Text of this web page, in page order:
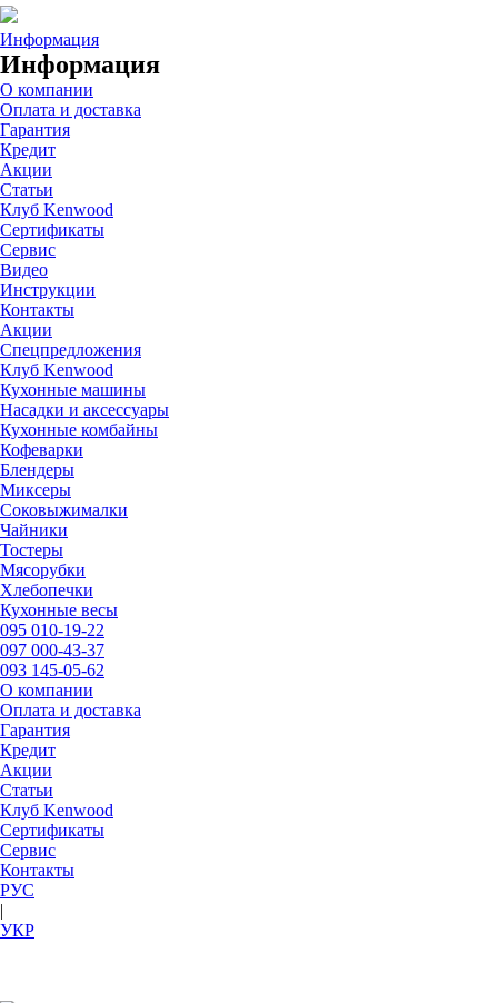
Информация
Информация
О компании
Оплата и доставка
Гарантия
Кредит
Акции
Статьи
Клуб Kenwood
Сертификаты
Сервис
Видео
Инструкции
Контакты
Акции
Спецпредложения
Клуб Kenwood
Кухонные машины
Насадки и аксессуары
Кухонные комбайны
Кофеварки
Блендеры
Миксеры
Соковыжималки
Чайники
Тостеры
Мясорубки
Хлебопечки
Кухонные весы
095 010-19-22
097 000-43-37
093 145-05-62
О компании
Оплата и доставка
Гарантия
Кредит
Акции
Статьи
Клуб Kenwood
Сертификаты
Сервис
Контакты
РУC
|
УКР